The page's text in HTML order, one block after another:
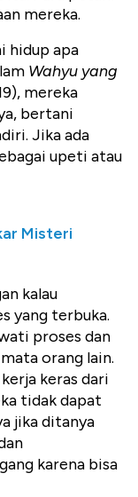
mereka.
hidup apa
Wahyu yang
mereka
bertani
Jika ada
upeti atau
Misteri
kalau
yang terbuka.
proses dan
orang lain.
keras dari
tidak dapat
jika ditanya
karena bisa